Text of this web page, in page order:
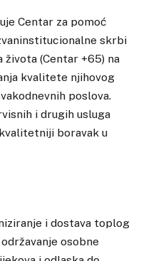
Centar za pomoć
skrbi
(Centar +65) na
kvalitete njihovog
poslova.
i drugih usluga
boravak u
i dostava toplog
osobne